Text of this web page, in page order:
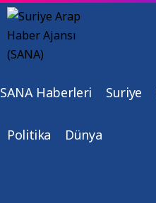
SANA Haberleri Suriye
Politika Dünya